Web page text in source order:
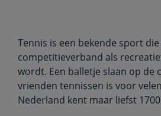
Tennis is een bekende sport die
competitieverband als
wordt. Een balletje slaan op de
vrienden tennissen is voor
Nederland kent maar liefst